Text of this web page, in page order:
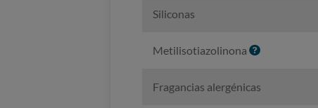
Siliconas
Metilisotiazolinona I
Fragancias alergénicas